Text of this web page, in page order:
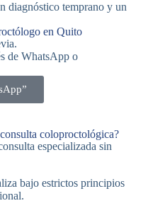
diagnóstico temprano y un
en Quito
de WhatsApp o
coloproctológica?
especializada sin
bajo estrictos principios